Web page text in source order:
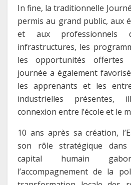
In fine, la traditionnelle
permis au grand public, aux
et aux professionnels
infrastructures, les
les opportunités offertes
journée a également
les apprenants et les
industrielles
connexion entre l’école et le
10 ans après sa création,
son rôle stratégique
capital humain
l’accompagnement de la